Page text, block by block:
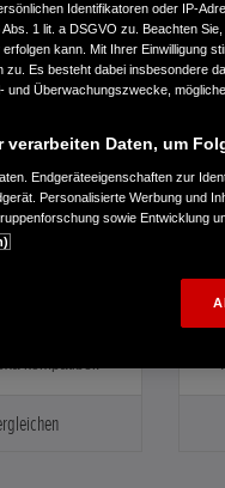
LIVE
bis zu
Identifikatoren oder IP-
1 lit. a DSGVO zu. Beachten
kann. Mit Ihrer Einwilligung
zu. Es besteht dabei insbesondere
und Überwachungszwecke,
verarbeiten Daten, um
Endgeräteeigenschaften zur
Personalisierte Werbung und
sowie Entwicklung